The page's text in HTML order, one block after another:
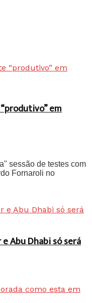
em
sessão de testes com
Fornaroli no
Abu Dhabi só será